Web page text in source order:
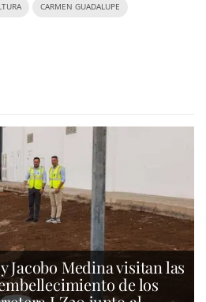
CARMEN GUADALUPE
Jacobo Medina visitan las
de los